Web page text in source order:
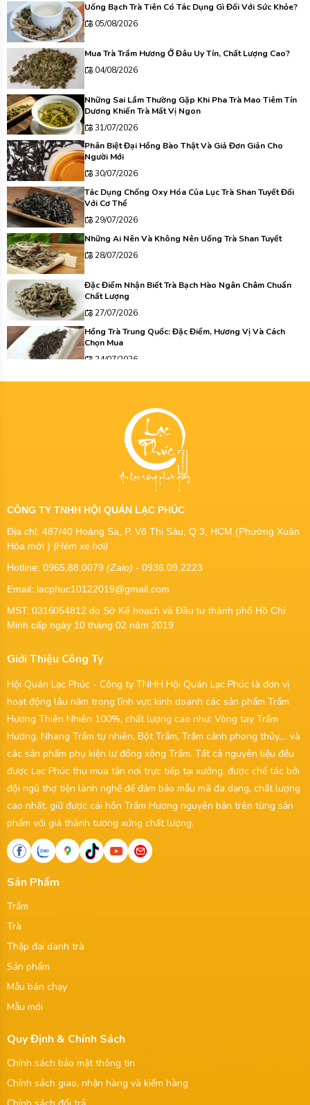
Uống Bạch Trà Tiên Có Tác Dụng Gì Đối Với Sức Khỏe?
05/08/2026
Mua Trà Trầm Hương Ở Đâu Uy Tín, Chất Lượng Cao?
04/08/2026
Những Sai Lầm Thường Gặp Khi Pha Trà Mao Tiêm Tín
Dương Khiến Trà Mất Vị Ngon
31/07/2026
Phân Biệt Đại Hồng Bào Thật Và Giả Đơn Giản Cho
Người Mới
30/07/2026
Tác Dụng Chống Oxy Hóa Của Lục Trà Shan Tuyết Đối
Với Cơ Thể
29/07/2026
Những Ai Nên Và Không Nên Uống Trà Shan Tuyết
28/07/2026
Đặc Điểm Nhận Biết Trà Bạch Hào Ngân Châm Chuẩn
Chất Lượng
27/07/2026
Hồng Trà Trung Quốc: Đặc Điểm, Hương Vị Và Cách
Chọn Mua
24/07/2026
CÔNG TY TNHH HỘI QUÁN LẠC PHÚC
Địa chỉ: 487/40 Hoàng Sa, P. Võ Thị Sáu, Q.3, HCM (Phường Xuân
Hòa mới ) (Hẻm xe hơi)
Hotline: 0965.88.0079 (Zalo) - 0936.09.2223
Email: lacphuc10122019@gmail.com
MST: 0316054812 do Sở Kế hoạch và Đầu tư thành phố Hồ Chí
Minh cấp ngày 10 tháng 02 năm 2019
Giới Thiệu Công Ty
Hội Quán Lạc Phúc - Công ty TNHH Hội Quán Lạc Phúc là đơn vị
hoạt động lâu năm trong lĩnh vực kinh doanh các sản phẩm Trầm
Hương Thiên Nhiên 100%, chất lượng cao như: Vòng tay Trầm
Hương, Nhang Trầm tự nhiên, Bột Trầm, Trầm cảnh phong thủy,... và
các sản phẩm phụ kiện lư đồng xông Trầm. Tất cả nguyên liệu đều
được Lạc Phúc thu mua tận nơi trực tiếp tại xưởng, được chế tác bởi
đội ngủ thợ tiện lành nghề để đảm bảo mẫu mã đa dạng, chất lượng
cao nhất, giữ được cái hồn Trầm Hương nguyên bản trên từng sản
phẩm với giá thành tương xứng chất lượng.
Sản Phẩm
Trầm
Trà
Thập đại danh trà
Sản phẩm
Mẫu bán chạy
Mẫu mới
Quy Định & Chính Sách
Chính sách bảo mật thông tin
Chính sách giao, nhận hàng và kiểm hàng